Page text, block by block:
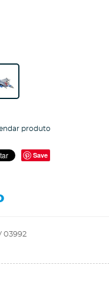
produto
Save
03992